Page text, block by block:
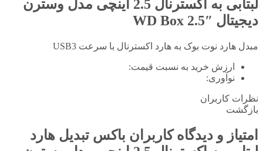
لبتابی به اکسترنال 2.5 اینچی مدل وسترن
دیجیتال WD Box 2.5″
مبدل هارد نوت بوک به هارد اکسترنال با سرعت USB3
ارزش خرید به نسبت قیمت:
نوآوری:
نظرات کاربران
بازگشت
امتیاز و دیدگاه کاربران باکس تبدیل هارد